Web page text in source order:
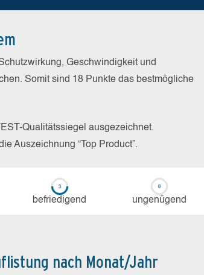
Geschwindigkeit und
Somit sind 18 Punkte das bestmögliche
Qualitätssiegel ausgezeichnet.
Auszeichnung “Top Product”.
be­frie­di­gend un­ge­nü­gend
nach Monat/Jahr